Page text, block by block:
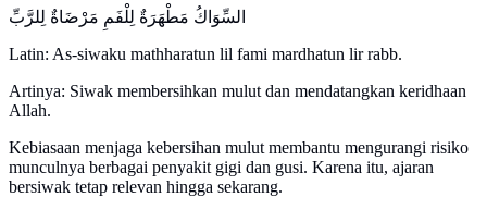
السِّوَاكُ مَطْهَرَةٌ لِلْفَمِ مَرْضَاةٌ لِلرَّبِّ
Latin: As-siwaku mathharatun lil fami mardhatun lir rabb.
Artinya: Siwak membersihkan mulut dan mendatangkan keridhaan
Allah.
Kebiasaan menjaga kebersihan mulut membantu mengurangi risiko
munculnya berbagai penyakit gigi dan gusi. Karena itu, ajaran
bersiwak tetap relevan hingga sekarang.